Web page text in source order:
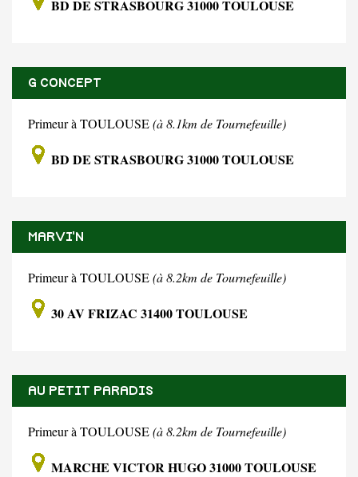
BD DE STRASBOURG 31000 TOULOUSE
G CONCEPT
Primeur à TOULOUSE(à 8.1km de Tournefeuille)
BD DE STRASBOURG 31000 TOULOUSE
MARVI'N
Primeur à TOULOUSE(à 8.2km de Tournefeuille)
30 AV FRIZAC 31400 TOULOUSE
AU PETIT PARADIS
Primeur à TOULOUSE(à 8.2km de Tournefeuille)
MARCHE VICTOR HUGO 31000 TOULOUSE